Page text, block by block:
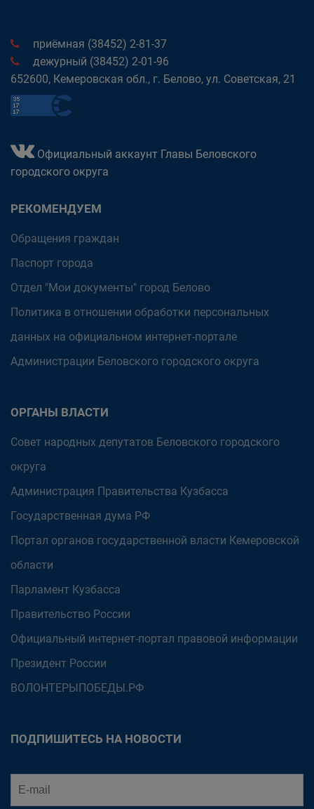
приёмная (38452) 2-81-37
дежурный (38452) 2-01-96
652600, Кемеровская обл., г. Белово, ул. Советская, 21
Официальный аккаунт Главы Беловского
городского округа
РЕКОМЕНДУЕМ
Обращения граждан
Паспорт города
Отдел "Мои документы" город Белово
Политика в отношении обработки персональных
данных на официальном интернет-портале
Администрации Беловского городского округа
ОРГАНЫ ВЛАСТИ
Совет народных депутатов Беловского городского
округа
Администрация Правительства Кузбасса
Государственная дума РФ
Портал органов государственной власти Кемеровской
области
Парламент Кузбасса
Правительство России
Официальный интернет-портал правовой информации
Президент России
ВОЛОНТЕРЫПОБЕДЫ.РФ
ПОДПИШИТЕСЬ НА НОВОСТИ